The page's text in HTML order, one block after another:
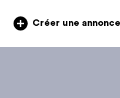
Créer une annonce